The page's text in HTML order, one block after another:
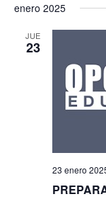
enero 2025
JUE
23
23 enero